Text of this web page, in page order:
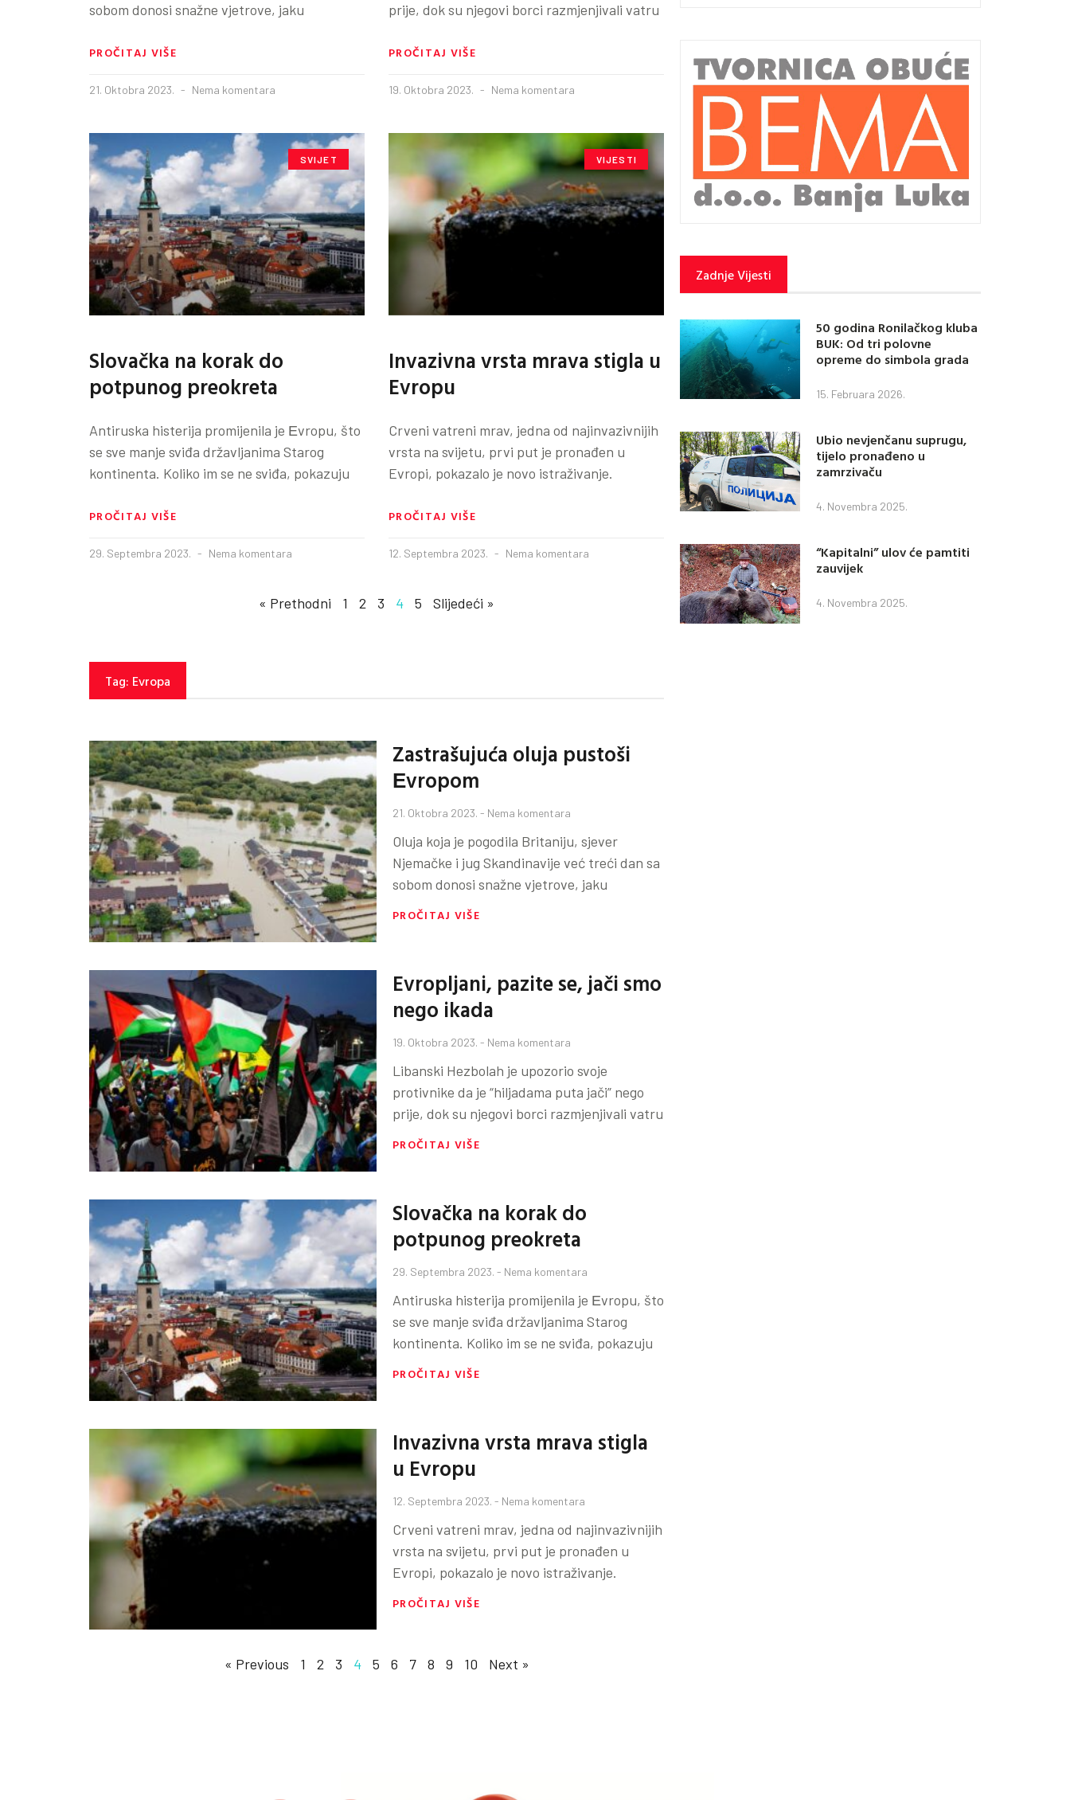
sobom donosi snažne vjetrove, jaku
PROČITAJ VIŠE
21. Oktobra 2023. Nema komentara
prije, dok su njegovi borci razmjenjivali vatru
PROČITAJ VIŠE
19. Oktobra 2023. Nema komentara
SVIJET
Slovačka na korak do
potpunog preokreta
Antiruska histerija promijenila je Еvropu, što
se sve manje sviđa državljanima Starog
kontinenta. Koliko im se ne sviđa, pokazuju
PROČITAJ VIŠE
29. Septembra 2023. Nema komentara
VIJESTI
Invazivna vrsta mrava stigla u
Evropu
Crveni vatreni mrav, jedna od najinvazivnijih
vrsta na svijetu, prvi put je pronađen u
Evropi, pokazalo je novo istraživanje.
PROČITAJ VIŠE
12. Septembra 2023. Nema komentara
« Prethodni 1 2 3 4 5 Slijedeći »
Tag: Evropa
Zastrašujuća oluja pustoši
Еvropom
21. Oktobra 2023. Nema komentara
Oluja koja je pogodila Britaniju, sjever
Njemačke i jug Skandinavije već treći dan sa
sobom donosi snažne vjetrove, jaku
PROČITAJ VIŠE
Evropljani, pazite se, jači smo
nego ikada
19. Oktobra 2023. Nema komentara
Libanski Hezbolah je upozorio svoje
protivnike da je “hiljadama puta jači” nego
prije, dok su njegovi borci razmjenjivali vatru
PROČITAJ VIŠE
Slovačka na korak do
potpunog preokreta
29. Septembra 2023. Nema komentara
Antiruska histerija promijenila je Еvropu, što
se sve manje sviđa državljanima Starog
kontinenta. Koliko im se ne sviđa, pokazuju
PROČITAJ VIŠE
Invazivna vrsta mrava stigla
u Evropu
12. Septembra 2023. Nema komentara
Crveni vatreni mrav, jedna od najinvazivnijih
vrsta na svijetu, prvi put je pronađen u
Evropi, pokazalo je novo istraživanje.
PROČITAJ VIŠE
« Previous 1 2 3 4 5 6 7 8 9 10 Next »
Zadnje Vijesti
50 godina Ronilačkog kluba
BUK: Od tri polovne
opreme do simbola grada
15. Februara 2026.
Ubio nevjenčanu suprugu,
tijelo pronađeno u
zamrzivaču
4. Novembra 2025.
“Kapitalni” ulov će pamtiti
zauvijek
4. Novembra 2025.